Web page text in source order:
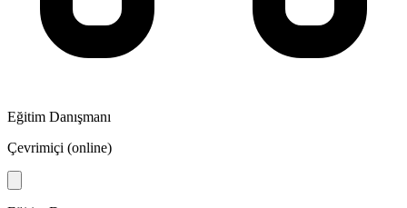
Eğitim Danışmanı
Çevrimiçi (online)